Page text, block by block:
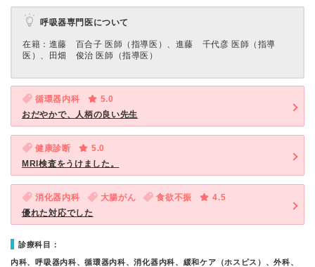
呼吸器専門医について
在籍：進藤 百合子 医師（指導医）、進藤 千代彦 医師（指導
医）、田畑 俊治 医師（指導医）
循環器内科
5.0
おだやかで、人柄の良い先生
健康診断
5.0
MRI検査をうけました。
消化器内科 大腸がん 食欲不振
4.5
優れた対応でした
診療科目：
内科、呼吸器内科、循環器内科、消化器内科、緩和ケア（ホスピス）、外科、